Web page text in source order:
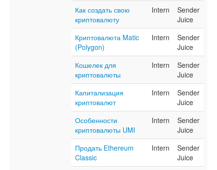
Как создать свою
криптовалюту
Intern
Sender
Juice
Криптовалюта Matic
(Polygon)
Intern
Sender
Juice
Кошелек для
криптовалюты
Intern
Sender
Juice
Капитализация
криптовалют
Intern
Sender
Juice
Особенности
криптовалюты UMI
Intern
Sender
Juice
Продать Ethereum
Classic
Intern
Sender
Juice